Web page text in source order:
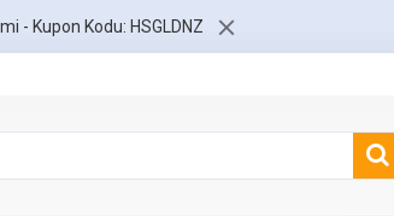
- Kupon Kodu: HSGLDNZ